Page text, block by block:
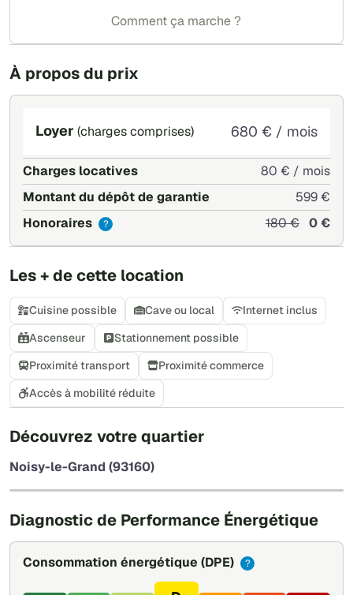
À propos du prix
Loyer (charges comprises) 680 € / mois
Charges locatives
80 € / mois
Montant du dépôt de garantie
599 €
Honoraires
? 180 € 0 €
Les + de cette location
Cuisine possible Cave ou local
Internet inclus
Ascenseur
Stationnement possible
Proximité transport
Proximité commerce
Accès à mobilité réduite
Découvrez votre quartier
Noisy-le-Grand (93160)
Diagnostic de Performance Énergétique
Consommation énergétique (DPE) ?
Comment ça marche ?